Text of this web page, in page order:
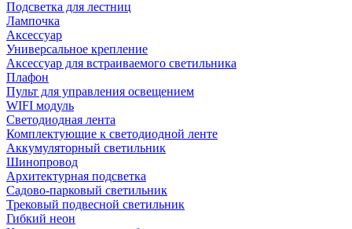
Подсветка для лестниц
Лампочка
Аксессуар
Универсальное крепление
Аксессуар для встраиваемого светильника
Плафон
Пульт для управления освещением
WIFI модуль
Светодиодная лента
Комплектующие к светодиодной ленте
Аккумуляторный светильник
Шинопровод
Архитектурная подсветка
Садово-парковый светильник
Трековый подвесной светильник
Гибкий неон